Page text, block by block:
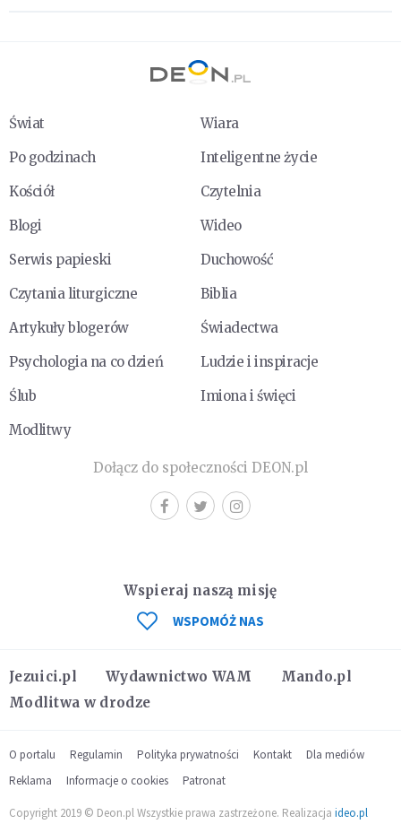
Świat
Wiara
Po godzinach
Inteligentne życie
Kościół
Czytelnia
Blogi
Wideo
Serwis papieski
Duchowość
Czytania liturgiczne
Biblia
Artykuły blogerów
Świadectwa
Psychologia na co dzień
Ludzie i inspiracje
Ślub
Imiona i święci
Modlitwy
Dołącz do społeczności DEON.pl
Jezuici.pl Wydawnictwo WAM
Mando.pl
Modlitwa w drodze
Wspieraj naszą misję
WSPOMÓŻ NAS
O portalu Regulamin Polityka prywatności Kontakt
Dla mediów
Reklama
Informacje o cookies Patronat
Copyright 2019 © Deon.pl Wszystkie prawa zastrzeżone. Realizacja ideo.pl